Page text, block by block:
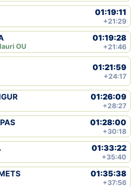
01:19:11
+21:29
OU
01:19:28
+21:46
01:21:59
+24:17
01:26:09
+28:27
01:28:00
+30:18
01:33:22
+35:40
01:35:38
+37:56